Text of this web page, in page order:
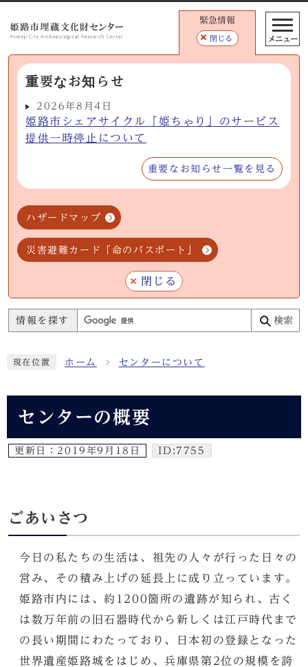
緊急情報
閉じる
重要なお知らせ
2026年8月4日
姫路市シェアサイクル「姫ちゃり」のサービス
提供一時停止について
重要なお知らせ一覧を見る
ハザードマップ
災害避難カード「命のパスポート」
閉じる
メニュー
情報を探す 検索
現在位置 ホーム センターについて
センターの概要
更新日： 2019年9月18日 ID:7755
ごあいさつ
今日の私たちの生活は、祖先の人々が行った日々の
営み、その積み上げの延長上に成り立っています。
姫路市内には、約1200箇所の遺跡が知られ、古く
は数万年前の旧石器時代から新しくは江戸時代まで
の長い期間にわたっており、日本初の登録となった
世界遺産姫路城をはじめ、兵庫県第2位の規模を誇